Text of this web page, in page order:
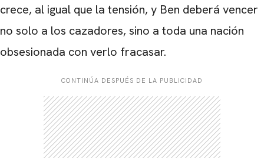
crece, al igual que la tensión, y Ben deberá vencer
no solo a los cazadores, sino a toda una nación
obsesionada con verlo fracasar.
CONTINÚA DESPUÉS DE LA PUBLICIDAD